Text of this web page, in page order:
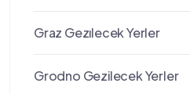
Graz Gezılecek Yerler
Grodno Gezilecek Yerler